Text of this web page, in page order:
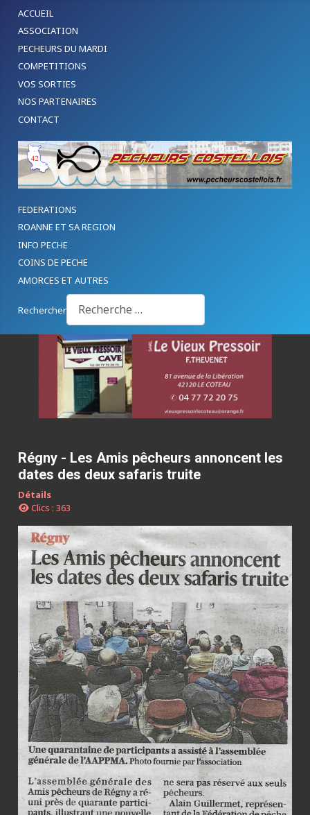
ACCUEIL
ASSOCIATION
PECHEURS DU MARDI
COMPETITIONS
VOS SORTIES
NOS PARTENAIRES
CONTACT
FEDERATIONS
ROANNE ET SA REGION
INFO PECHE
COINS DE PECHE
AMORCES ET AUTRES
Rechercher
Régny - Les Amis pêcheurs annoncent les
dates des deux safaris truite
Détails
Clics : 363